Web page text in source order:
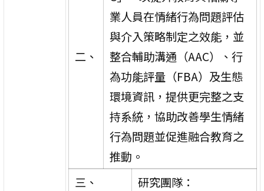
二、
業人員在情緒行為問題評估
與介入策略制定之效能，並
整合輔助溝通（AAC）、行
為功能評量（FBA）及生態
環境資訊，提供更完整之支
持系統，協助改善學生情緒
行為問題並促進融合教育之
推動。
三、
研究團隊：